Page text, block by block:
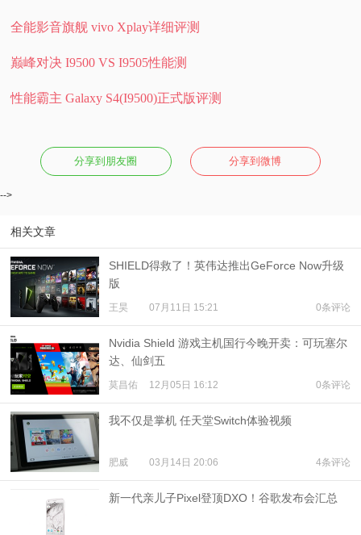
全能影音旗舰 vivo Xplay详细评测
巅峰对决 I9500 VS I9505性能测
性能霸主 Galaxy S4(I9500)正式版评测
分享到朋友圈 分享到微博
-->
相关文章
SHIELD得救了！英伟达推出GeForce Now升级
版
王昊 07月11日 15:21 0条评论
Nvidia Shield 游戏主机国行今晚开卖：可玩塞尔
达、仙剑五
莫昌佑 12月05日 16:12 0条评论
我不仅是掌机 任天堂Switch体验视频
肥威 03月14日 20:06 4条评论
新一代亲儿子Pixel登顶DXO！谷歌发布会汇总